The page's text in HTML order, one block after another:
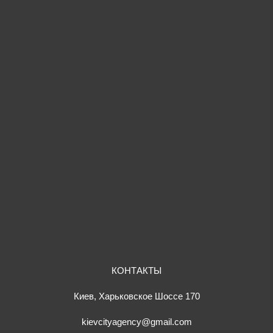
КОНТАКТЫ
Киев, Харьковское Шоссе 170
kievcityagency@gmail.com